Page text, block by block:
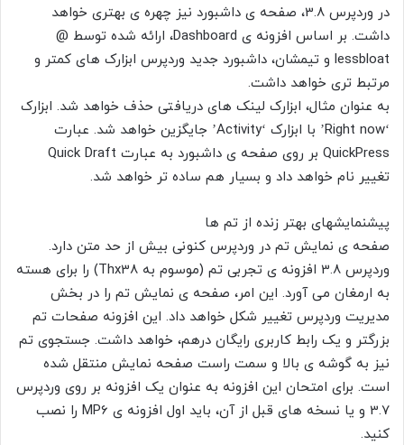
در وردپرس 3.8، صفحه ی داشبورد نیز چهره ی بهتری خواهد
داشت. بر اساس افزونه ی Dashboard، ارائه شده توسط @
lessbloat و تیمشان، داشبورد جدید وردپرس ابزارک های کمتر و
مرتبط تری خواهد داشت.
به عنوان مثال، ابزارک لینک های دریافتی حذف خواهد شد. ابزارک
‘Right now’ با ابزارک ‘Activity’ جایگزین خواهد شد. عبارت
QuickPress بر روی صفحه ی داشبورد به عبارت Quick Draft
تغییر نام خواهد داد و بسیار هم ساده تر خواهد شد.
پیشنمایشهای بهتر زنده از تم ها
صفحه ی نمایش تم در وردپرس کنونی بیش از حد متن دارد.
وردپرس 3.8 افزونه ی تجربی تم (موسوم به Thx38) را برای هسته
به ارمغان می آورد. این امر، صفحه ی نمایش تم را در بخش
مدیریت وردپرس تغییر شکل خواهد داد. این افزونه صفحات تم
بزرگتر و یک رابط کاربری رایگان درهم، خواهد داشت. جستجوی تم
نیز به گوشه ی بالا و سمت راست صفحه نمایش منتقل شده
است. برای امتحان این افزونه به عنوان یک افزونه بر روی وردپرس
3.7 و یا نسخه های قبل از آن، باید اول افزونه ی MP6 را نصب
کنید.